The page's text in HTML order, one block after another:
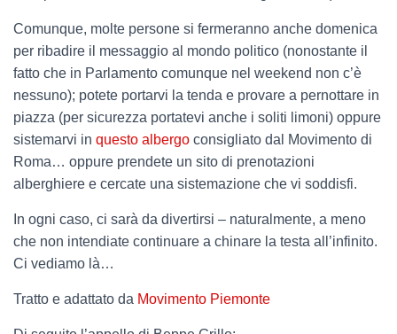
Comunque, molte persone si fermeranno anche domenica
per ribadire il messaggio al mondo politico (nonostante il
fatto che in Parlamento comunque nel weekend non c’è
nessuno); potete portarvi la tenda e provare a pernottare in
piazza (per sicurezza portatevi anche i soliti limoni) oppure
sistemarvi in questo albergo consigliato dal Movimento di
Roma… oppure prendete un sito di prenotazioni
alberghiere e cercate una sistemazione che vi soddisfi.
In ogni caso, ci sarà da divertirsi – naturalmente, a meno
che non intendiate continuare a chinare la testa all’infinito.
Ci vediamo là…
Tratto e adattato da Movimento Piemonte